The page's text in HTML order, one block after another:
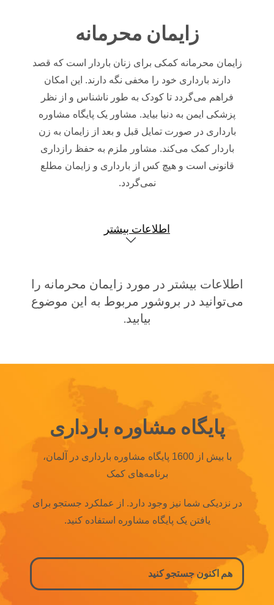
زایمان محرمانه
زایمان محرمانه کمکی برای زنان باردار است که قصد
دارند بارداری خود را مخفی نگه دارند. این امکان
فراهم می‌گردد تا کودک به طور ناشناس و از نظر
پزشکی ایمن به دنیا بیاید. مشاور یک پایگاه مشاوره
بارداری در صورت تمایل قبل و بعد از زایمان به زن
باردار کمک می‌کند. مشاور ملزم به حفظ رازداری
قانونی است و هیچ کس از بارداری و زایمان مطلع
نمی‌گردد.
اطلاعات بیشتر
اطلاعات بیشتر در مورد زایمان محرمانه را
می‌توانید در بروشور مربوط به این موضوع
بیابید.
پایگاه مشاوره بارداری
با بیش از 1600 پایگاه مشاوره بارداری در آلمان،
برنامه‌های کمک
در نزدیکی شما نیز وجود دارد. از عملکرد جستجو برای
یافتن یک پایگاه مشاوره استفاده کنید.